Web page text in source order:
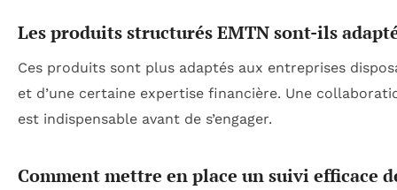
Les produits structurés EMTN sont-ils
Ces produits sont plus adaptés aux entreprises
et d’une certaine expertise financière. Une
est indispensable avant de s’engager.
Comment mettre en place un suivi efficace